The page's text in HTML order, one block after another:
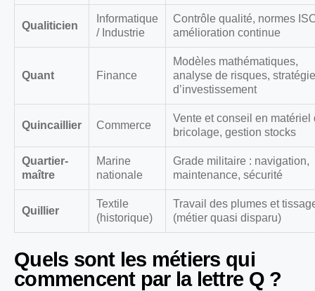
Qualiticien
Informatique
/ Industrie
Contrôle qualité, normes
amélioration continue
Quant Finance
Modèles mathématiques,
analyse de risques,
d’investissement
Quincaillier Commerce
Vente et conseil en matériel
bricolage, gestion stocks
Quartier-
maître
Marine
nationale
Grade militaire : navigation,
maintenance, sécurité
Quillier
Textile
(historique)
Travail des plumes et
(métier quasi disparu)
Quels sont les métiers qui
commencent par la lettre Q ?